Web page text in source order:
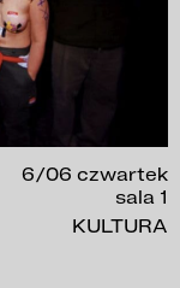
6/06 czwartek
sala 1
KULTURA